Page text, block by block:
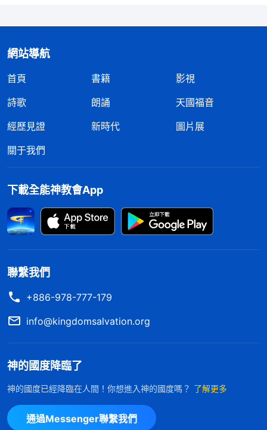
網站導航
首頁 書籍
影視
詩歌
朗誦
天國福音
經歷見證
新時代
圖片展
關于我們
下載全能神教會App
聯繫我們
+886-978-777-179
info@kingdomsalvation.org
神的國度降臨了
神的國度已經降臨在人間！你想進入神的國度嗎？ 了解更多
通過Messenger聯繫我們